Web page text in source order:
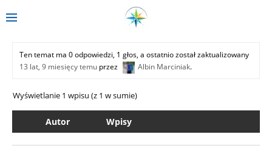
Ten temat ma 0 odpowiedzi, 1 głos, a ostatnio został zaktualizowany
13 lat, 9 miesięcy temu przez Albin Marciniak.
Wyświetlanie 1 wpisu (z 1 w sumie)
Autor Wpisy